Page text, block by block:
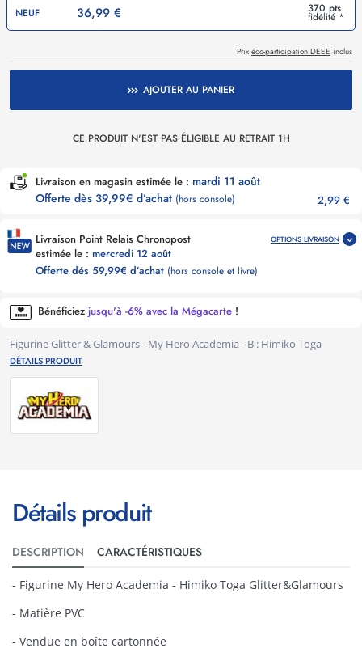
NEUF 36,99 € 370 pts
fidélité *
Prix éco-participation DEEE inclus
AJOUTER AU PANIER
CE PRODUIT N'EST PAS ÉLIGIBLE AU RETRAIT 1H
Livraison en magasin estimée le : mardi 11 août
Offerte dès 39,99€ d’achat (hors console) 2,99 €
Livraison Point Relais Chronopost
estimée le : mercredi 12 août
Offerte dés 59,99€ d’achat (hors console et livre)
OPTIONS LIVRAISON
Bénéficiez jusqu'à -6% avec la Mégacarte !
Figurine Glitter & Glamours - My Hero Academia - B : Himiko Toga
DÉTAILS PRODUIT
Détails produit
DESCRIPTION CARACTÉRISTIQUES
- Figurine My Hero Academia - Himiko Toga Glitter&Glamours
- Matière PVC
- Vendue en boîte cartonnée